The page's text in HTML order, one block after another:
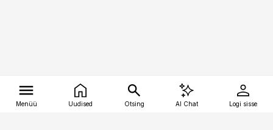
Menüü Uudised Otsing AI Chat Logi sisse